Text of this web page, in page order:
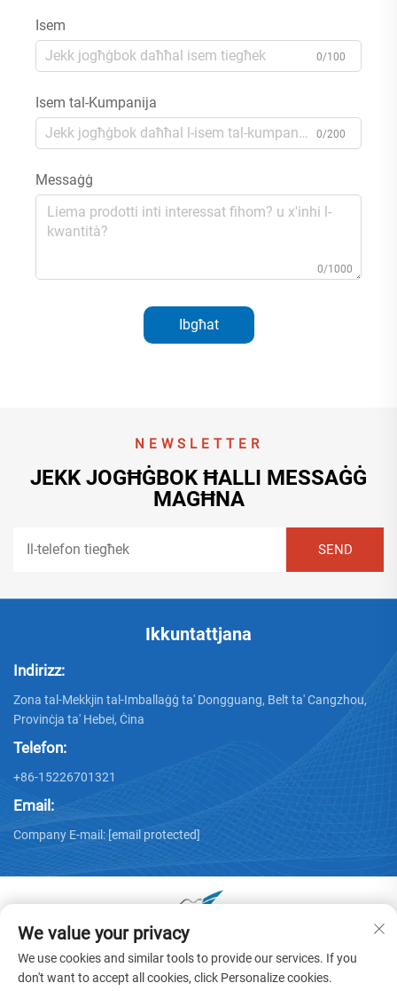
Isem
0/100
Isem tal-Kumpanija
0/200
Messaġġ
0/1000
Ibgħat
NEWSLETTER
JEKK JOGĦĠBOK ĦALLI MESSAĠĠ
MAGĦNA
Ikkuntattjana
Indirizz:
Zona tal-Mekkjin tal-Imballaġġ ta' Dongguang, Belt ta' Cangzhou,
Provinċja ta' Hebei, Ċina
Telefon:
+86-15226701321
Email:
Company E-mail: [email protected]
Kopjuriċtta © 2025 minn Dongguang Huayu Carton Machinery
Co., Ltd. -Politika ta’ Privatezza
We value your privacy
We use cookies and similar tools to provide our services. If you
don't want to accept all cookies, click Personalize cookies.